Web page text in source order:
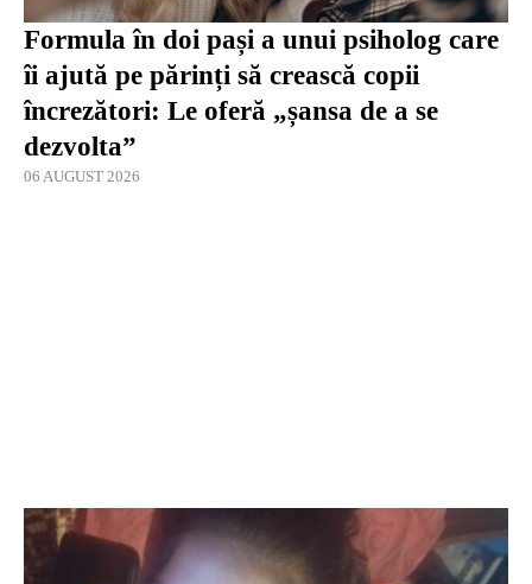
Formula în doi pași a unui psiholog care
îi ajută pe părinți să crească copii
încrezători: Le oferă „șansa de a se
dezvolta”
06 AUGUST 2026